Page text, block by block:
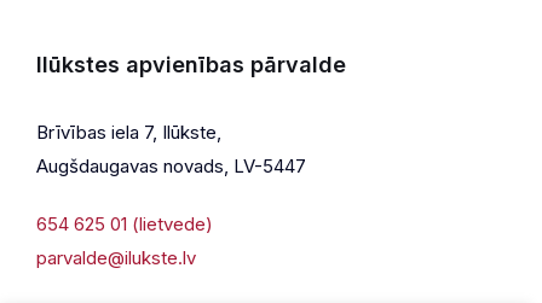
Ilūkstes apvienības pārvalde
Brīvības iela 7, Ilūkste,
Augšdaugavas novads, LV-5447
654 625 01 (lietvede)
parvalde@ilukste.lv